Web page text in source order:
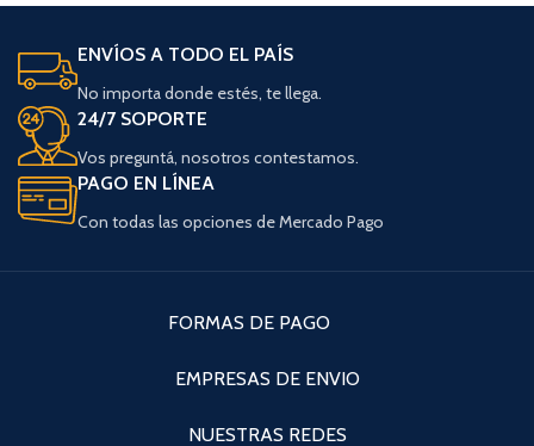
ENVÍOS A TODO EL PAÍS
No importa donde estés, te llega.
24/7 SOPORTE
Vos preguntá, nosotros contestamos.
PAGO EN LÍNEA
Con todas las opciones de Mercado Pago
FORMAS DE PAGO
EMPRESAS DE ENVIO
NUESTRAS REDES